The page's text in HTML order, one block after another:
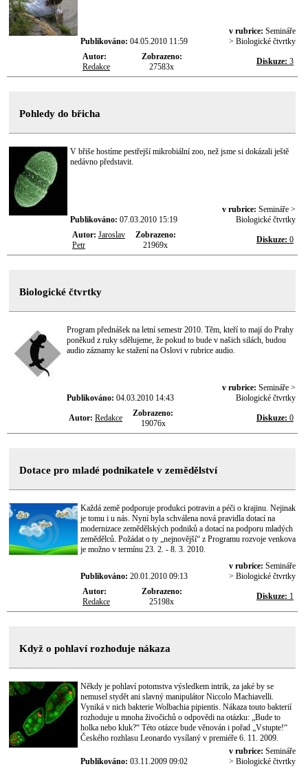
Publikováno: 04.05.2010 11:59
v rubrice: Semináře
> Biologické čtvrtky
Autor:
Redakce
Zobrazeno:
27583x
Diskuze: 3
Pohledy do břicha
V břiše hostíme pestřejší mikrobiální zoo, než jsme si dokázali ještě
nedávno představit.
Publikováno: 07.03.2010 15:19
v rubrice: Semináře >
Biologické čtvrtky
Autor: Jaroslav
Petr
Zobrazeno:
21969x
Diskuze: 0
Biologické čtvrtky
Program přednášek na letní semestr 2010. Těm, kteří to mají do Prahy
poněkud z ruky sdělujeme, že pokud to bude v našich silách, budou
audio záznamy ke stažení na Oslovi v rubrice audio.
Publikováno: 04.03.2010 14:43
v rubrice: Semináře >
Biologické čtvrtky
Autor: Redakce
Zobrazeno:
19076x
Diskuze: 0
Dotace pro mladé podnikatele v zemědělství
Každá země podporuje produkci potravin a péči o krajinu. Nejinak
je tomu i u nás. Nyní byla schválena nová pravidla dotací na
modernizace zemědělských podniků a dotací na podporu mladých
zemědělců. Požádat o ty „nejnovější“ z Programu rozvoje venkova
je možno v termínu 23. 2. - 8. 3. 2010.
Publikováno: 20.01.2010 09:13
v rubrice: Semináře
> Biologické čtvrtky
Autor:
Redakce
Zobrazeno:
25198x
Diskuze: 1
Když o pohlaví rozhoduje nákaza
Někdy je pohlaví potomstva výsledkem intrik, za jaké by se
nemusel stydět ani slavný manipulátor Niccolo Machiavelli.
Vyniká v nich bakterie Wolbachia pipientis. Nákaza touto bakterií
rozhoduje u mnoha živočichů o odpovědi na otázku: „Bude to
holka nebo kluk?“ Této otázce bude věnován i pořad „Vstupte!“
Českého rozhlasu Leonardo vysílaný v premiéře 6. 11. 2009.
Publikováno: 03.11.2009 09:02
v rubrice: Semináře
> Biologické čtvrtky